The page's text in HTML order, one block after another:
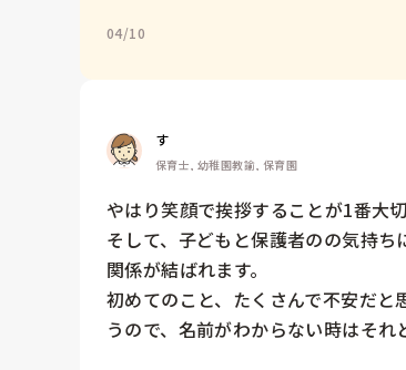
04/10
す
保育士, 幼稚園教諭, 保育園
やはり笑顔で挨拶することが1番大
そして、子どもと保護者のの気持
関係が結ばれます。
初めてのこと、たくさんで不安だ
うので、名前がわからない時はそ